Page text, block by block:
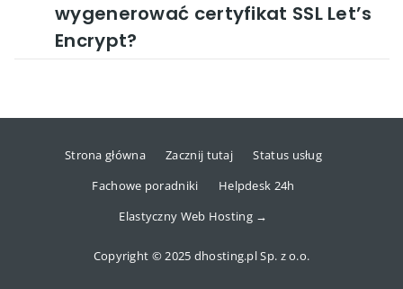
wygenerować certyfikat SSL Let’s
Encrypt?
Strona główna Zacznij tutaj
Status usług
Fachowe poradniki
Helpdesk 24h
Elastyczny Web Hosting →
Copyright © 2025 dhosting.pl Sp. z o.o.